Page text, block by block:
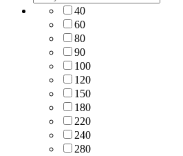
40
60
80
90
100
120
150
180
220
240
280